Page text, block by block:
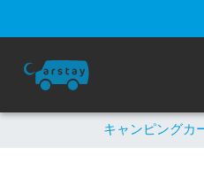
キャンピングカ